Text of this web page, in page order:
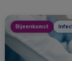
Bijeenkomst